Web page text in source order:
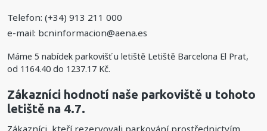
Telefon: (+34) 913 211 000
e-mail: bcninformacion@aena.es
Máme 5 nabídek parkovišť u letiště Letiště Barcelona El Prat,
od 1164.40 do 1237.17 Kč.
Zákazníci hodnotí naše parkoviště u tohoto
letiště na 4.7.
Zákazníci, kteří rezervovali parkování prostřednictvím